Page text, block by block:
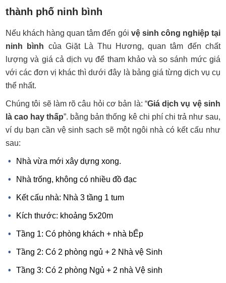
thành phố ninh bình
Nếu khách hàng quan tâm đến gói vệ sinh công nghiệp tại
ninh bình của Giặt Là Thu Hương, quan tâm đến chất
lượng và giá cả dịch vụ để tham khảo và so sánh mức giá
với các đơn vị khác thì dưới đây là bảng giá từng dịch vụ cụ
thể nhất.
Chúng tôi sẽ làm rõ câu hỏi cơ bản là: “Giá dịch vụ vệ sinh
là cao hay thấp”. bằng bản thống kê chi phí chi trả như sau,
ví dụ bạn cần vệ sinh sạch sẽ một ngôi nhà có kết cấu như
sau:
Nhà vừa mới xây dựng xong.
Nhà trống, không có nhiều đồ đạc
Kết cấu nhà: Nhà 3 tầng 1 tum
Kích thước: khoảng 5x20m
Tầng 1: Có phòng khách + nhà bẾp
Tầng 2: Có 2 phòng ngủ + 2 Nhà vệ Sinh
Tầng 3: Có 2 phòng Ngủ + 2 nhà Vệ sinh